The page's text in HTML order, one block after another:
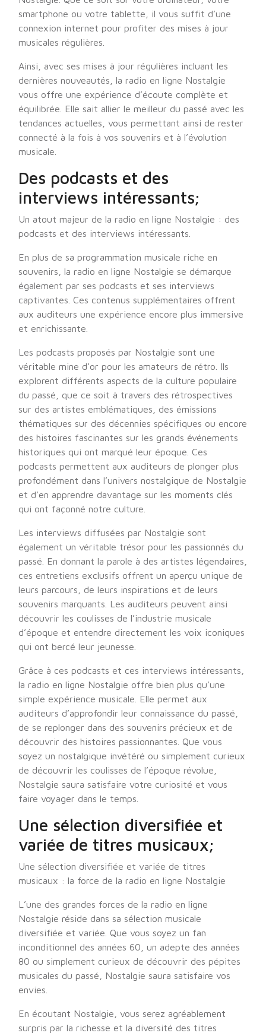
smartphone ou votre tablette, il vous suffit d’une
connexion internet pour profiter des mises à jour
musicales régulières.
Ainsi, avec ses mises à jour régulières incluant les
dernières nouveautés, la radio en ligne Nostalgie
vous offre une expérience d’écoute complète et
équilibrée. Elle sait allier le meilleur du passé avec les
tendances actuelles, vous permettant ainsi de rester
connecté à la fois à vos souvenirs et à l’évolution
musicale.
Des podcasts et des
interviews intéressants;
Un atout majeur de la radio en ligne Nostalgie : des
podcasts et des interviews intéressants.
En plus de sa programmation musicale riche en
souvenirs, la radio en ligne Nostalgie se démarque
également par ses podcasts et ses interviews
captivantes. Ces contenus supplémentaires offrent
aux auditeurs une expérience encore plus immersive
et enrichissante.
Les podcasts proposés par Nostalgie sont une
véritable mine d’or pour les amateurs de rétro. Ils
explorent différents aspects de la culture populaire
du passé, que ce soit à travers des rétrospectives
sur des artistes emblématiques, des émissions
thématiques sur des décennies spécifiques ou encore
des histoires fascinantes sur les grands événements
historiques qui ont marqué leur époque. Ces
podcasts permettent aux auditeurs de plonger plus
profondément dans l’univers nostalgique de Nostalgie
et d’en apprendre davantage sur les moments clés
qui ont façonné notre culture.
Les interviews diffusées par Nostalgie sont
également un véritable trésor pour les passionnés du
passé. En donnant la parole à des artistes légendaires,
ces entretiens exclusifs offrent un aperçu unique de
leurs parcours, de leurs inspirations et de leurs
souvenirs marquants. Les auditeurs peuvent ainsi
découvrir les coulisses de l’industrie musicale
d’époque et entendre directement les voix iconiques
qui ont bercé leur jeunesse.
Grâce à ces podcasts et ces interviews intéressants,
la radio en ligne Nostalgie offre bien plus qu’une
simple expérience musicale. Elle permet aux
auditeurs d’approfondir leur connaissance du passé,
de se replonger dans des souvenirs précieux et de
découvrir des histoires passionnantes. Que vous
soyez un nostalgique invétéré ou simplement curieux
de découvrir les coulisses de l’époque révolue,
Nostalgie saura satisfaire votre curiosité et vous
faire voyager dans le temps.
Une sélection diversifiée et
variée de titres musicaux;
Une sélection diversifiée et variée de titres
musicaux : la force de la radio en ligne Nostalgie
L’une des grandes forces de la radio en ligne
Nostalgie réside dans sa sélection musicale
diversifiée et variée. Que vous soyez un fan
inconditionnel des années 60, un adepte des années
80 ou simplement curieux de découvrir des pépites
musicales du passé, Nostalgie saura satisfaire vos
envies.
En écoutant Nostalgie, vous serez agréablement
surpris par la richesse et la diversité des titres